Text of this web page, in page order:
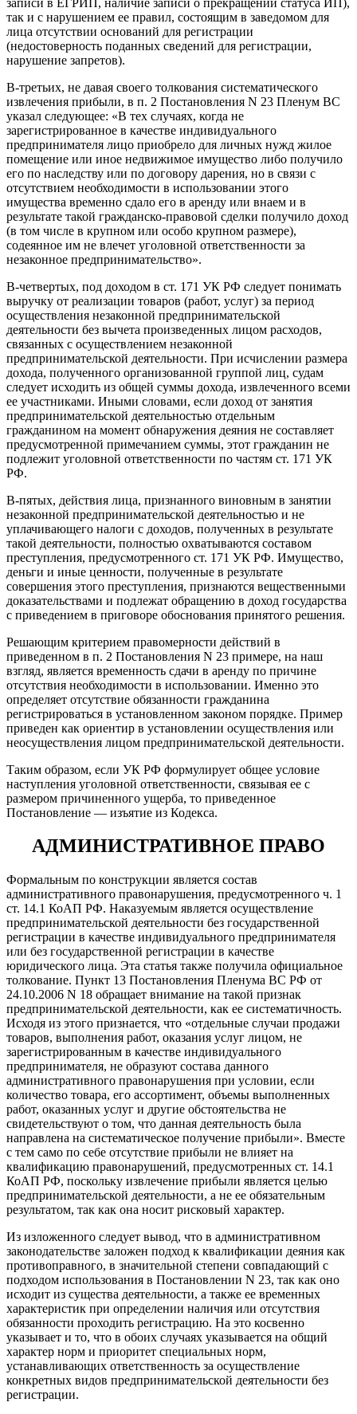
так и с нарушением ее правил, состоящим в заведомом для
лица отсутствии оснований для регистрации
(недостоверность поданных сведений для регистрации,
нарушение запретов).
В-третьих, не давая своего толкования систематического
извлечения прибыли, в п. 2 Постановления N 23 Пленум ВС
указал следующее: «В тех случаях, когда не
зарегистрированное в качестве индивидуального
предпринимателя лицо приобрело для личных нужд жилое
помещение или иное недвижимое имущество либо получило
его по наследству или по договору дарения, но в связи с
отсутствием необходимости в использовании этого
имущества временно сдало его в аренду или внаем и в
результате такой гражданско-правовой сделки получило доход
(в том числе в крупном или особо крупном размере),
содеянное им не влечет уголовной ответственности за
незаконное предпринимательство».
В-четвертых, под доходом в ст. 171 УК РФ следует понимать
выручку от реализации товаров (работ, услуг) за период
осуществления незаконной предпринимательской
деятельности без вычета произведенных лицом расходов,
связанных с осуществлением незаконной
предпринимательской деятельности. При исчислении размера
дохода, полученного организованной группой лиц, судам
следует исходить из общей суммы дохода, извлеченного всеми
ее участниками. Иными словами, если доход от занятия
предпринимательской деятельностью отдельным
гражданином на момент обнаружения деяния не составляет
предусмотренной примечанием суммы, этот гражданин не
подлежит уголовной ответственности по частям ст. 171 УК
РФ.
В-пятых, действия лица, признанного виновным в занятии
незаконной предпринимательской деятельностью и не
уплачивающего налоги с доходов, полученных в результате
такой деятельности, полностью охватываются составом
преступления, предусмотренного ст. 171 УК РФ. Имущество,
деньги и иные ценности, полученные в результате
совершения этого преступления, признаются вещественными
доказательствами и подлежат обращению в доход государства
с приведением в приговоре обоснования принятого решения.
Решающим критерием правомерности действий в
приведенном в п. 2 Постановления N 23 примере, на наш
взгляд, является временность сдачи в аренду по причине
отсутствия необходимости в использовании. Именно это
определяет отсутствие обязанности гражданина
регистрироваться в установленном законом порядке. Пример
приведен как ориентир в установлении осуществления или
неосуществления лицом предпринимательской деятельности.
Таким образом, если УК РФ формулирует общее условие
наступления уголовной ответственности, связывая ее с
размером причиненного ущерба, то приведенное
Постановление — изъятие из Кодекса.
АДМИНИСТРАТИВНОЕ ПРАВО
Формальным по конструкции является состав
административного правонарушения, предусмотренного ч. 1
ст. 14.1 КоАП РФ. Наказуемым является осуществление
предпринимательской деятельности без государственной
регистрации в качестве индивидуального предпринимателя
или без государственной регистрации в качестве
юридического лица. Эта статья также получила официальное
толкование. Пункт 13 Постановления Пленума ВС РФ от
24.10.2006 N 18 обращает внимание на такой признак
предпринимательской деятельности, как ее систематичность.
Исходя из этого признается, что «отдельные случаи продажи
товаров, выполнения работ, оказания услуг лицом, не
зарегистрированным в качестве индивидуального
предпринимателя, не образуют состава данного
административного правонарушения при условии, если
количество товара, его ассортимент, объемы выполненных
работ, оказанных услуг и другие обстоятельства не
свидетельствуют о том, что данная деятельность была
направлена на систематическое получение прибыли». Вместе
с тем само по себе отсутствие прибыли не влияет на
квалификацию правонарушений, предусмотренных ст. 14.1
КоАП РФ, поскольку извлечение прибыли является целью
предпринимательской деятельности, а не ее обязательным
результатом, так как она носит рисковый характер.
Из изложенного следует вывод, что в административном
законодательстве заложен подход к квалификации деяния как
противоправного, в значительной степени совпадающий с
подходом использования в Постановлении N 23, так как оно
исходит из существа деятельности, а также ее временных
характеристик при определении наличия или отсутствия
обязанности проходить регистрацию. На это косвенно
указывает и то, что в обоих случаях указывается на общий
характер норм и приоритет специальных норм,
устанавливающих ответственность за осуществление
конкретных видов предпринимательской деятельности без
регистрации.